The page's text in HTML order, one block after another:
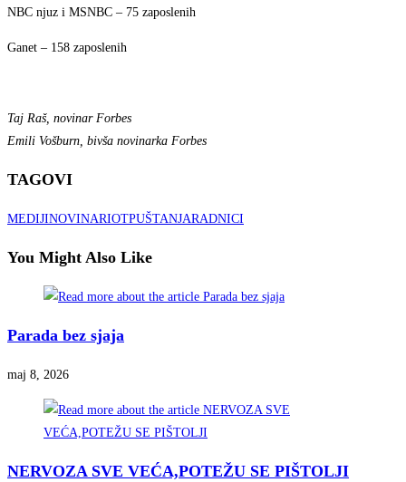
NBC njuz i MSNBC – 75 zaposlenih
Ganet – 158 zaposlenih
Taj Raš, novinar Forbes
Emili Vošburn, bivša novinarka Forbes
TAGOVI
MEDIJINOVINARIOTPUŠTANJARADNICI
You Might Also Like
Parada bez sjaja
maj 8, 2026
NERVOZA SVE VEĆA,POTEŽU SE PIŠTOLJI